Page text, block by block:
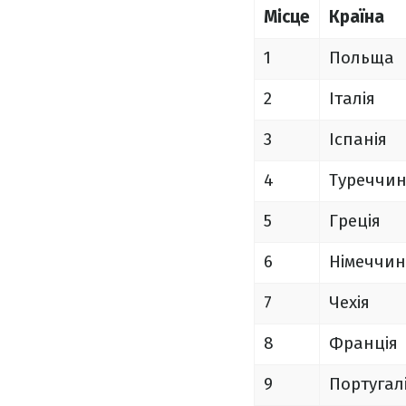
Місце
Країна
1
Польща
2
Італія
3
Іспанія
4
5
Греція
6
7
Чехія
8
Франція
9